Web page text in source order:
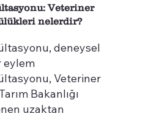
Veteriner
nelerdir?
deneysel
eylem
Veteriner
Bakanlığı
uzaktan